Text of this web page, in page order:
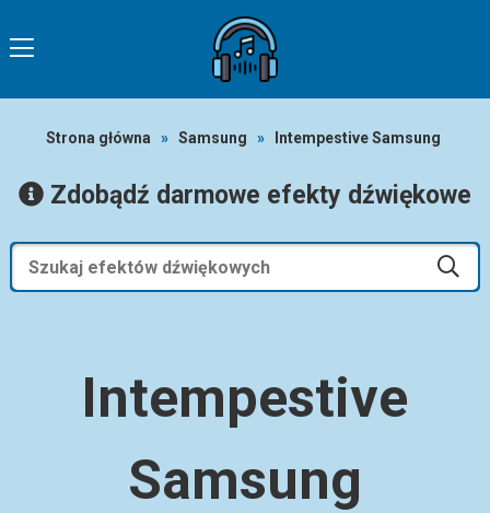
Strona główna » Samsung » Intempestive Samsung
Zdobądź darmowe efekty dźwiękowe
Intempestive
Samsung